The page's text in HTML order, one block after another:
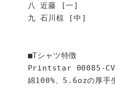
八 近藤 [一]
九 石川椋 [中]
■Tシャツ特徴
Printstar 00085-CVT
綿100%、5.6ozの厚手